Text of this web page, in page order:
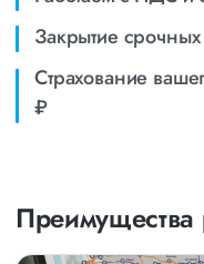
90-150
100-120
100-200
100-150
100-300
Грузоперевозки
низкой цене —
Закрытие
Страхование
₽